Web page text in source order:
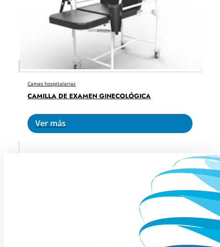
Camas hospitalarias
CAMILLA DE EXAMEN GINECOLÓGICA
Ver más